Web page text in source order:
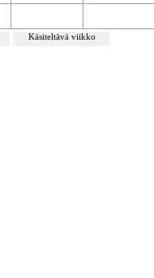
Käsiteltävä viikko